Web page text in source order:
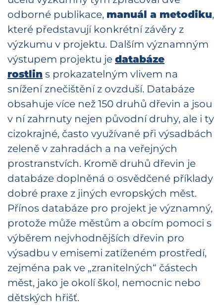
odborné publikace, manuál a metodiku,
které představují konkrétní závěry z
výzkumu v projektu. Dalším významným
výstupem projektu je databáze
rostlin s prokazatelným vlivem na
snížení znečištění z ovzduší. Databáze
obsahuje více než 150 druhů dřevin a jsou
v ní zahrnuty nejen původní druhy, ale i ty
cizokrajné, často využívané při výsadbách
zeleně v zahradách a na veřejných
prostranstvích. Kromě druhů dřevin je
databáze doplněná o osvědčené příklady
dobré praxe z jiných evropských měst.
Přínos databáze pro projekt je významný,
protože může městům a obcím pomoci s
výběrem nejvhodnějších dřevin pro
výsadbu v emisemi zatíženém prostředí,
zejména pak ve „zranitelných“ částech
měst, jako je okolí škol, nemocnic nebo
dětských hřišť.